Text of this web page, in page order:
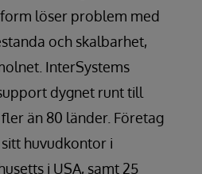
löser problem med
och skalbarhet,
InterSystems
dygnet runt till
än 80 länder. Företag
huvudkontor i
i USA, samt 25